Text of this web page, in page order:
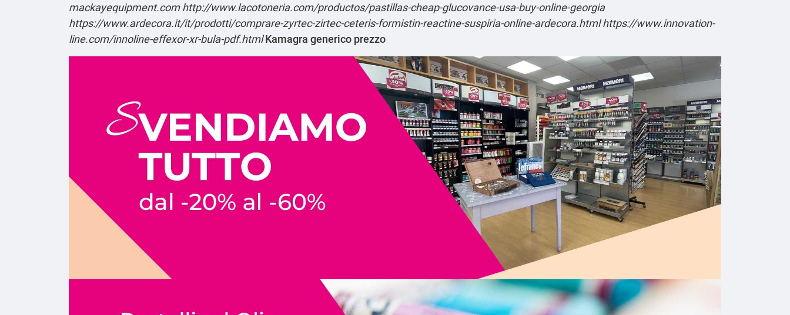
mackayequipment.com http://www.lacotoneria.com/productos/pastillas-cheap-glucovance-usa-buy-online-georgia
https://www.ardecora.it/it/prodotti/comprare-zyrtec-zirtec-ceteris-formistin-reactine-suspiria-online-ardecora.html https://www.innovation-
line.com/innoline-effexor-xr-bula-pdf.html Kamagra generico prezzo